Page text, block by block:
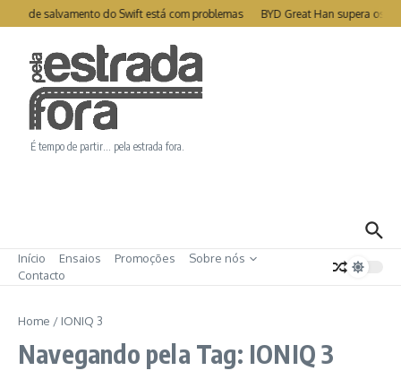
Ir para o conteúdo
de salvamento do Swift está com problemas BYD Great Han supera os
É tempo de partir… pela estrada fora.
Início Ensaios Promoções
Sobre nós
Contacto
Home / IONIQ 3
Navegando pela Tag: IONIQ 3